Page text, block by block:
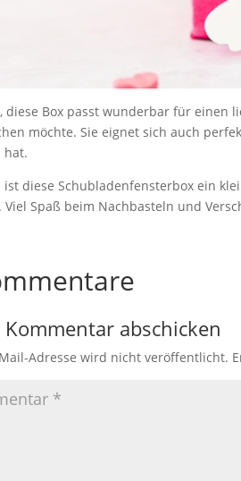
diese Box passt wunderbar für einen
möchte. Sie eignet sich auch
hat.
ist diese Schubladenfensterbox ein
Spaß beim Nachbasteln und
Kommentar abschicken
Adresse wird nicht veröffentlicht.